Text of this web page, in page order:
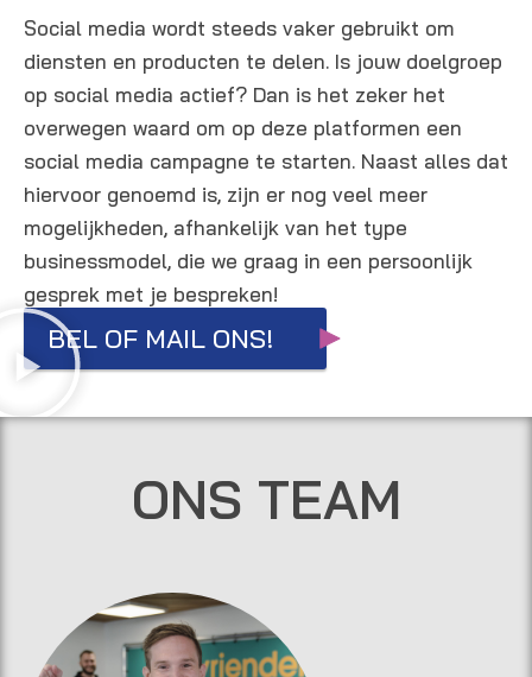
Social media wordt steeds vaker gebruikt om
diensten en producten te delen. Is jouw doelgroep
op social media actief? Dan is het zeker het
overwegen waard om op deze platformen een
social media campagne te starten. Naast alles dat
hiervoor genoemd is, zijn er nog veel meer
mogelijkheden, afhankelijk van het type
businessmodel, die we graag in een persoonlijk
gesprek met je bespreken!
BEL OF MAIL ONS!
ONS TEAM